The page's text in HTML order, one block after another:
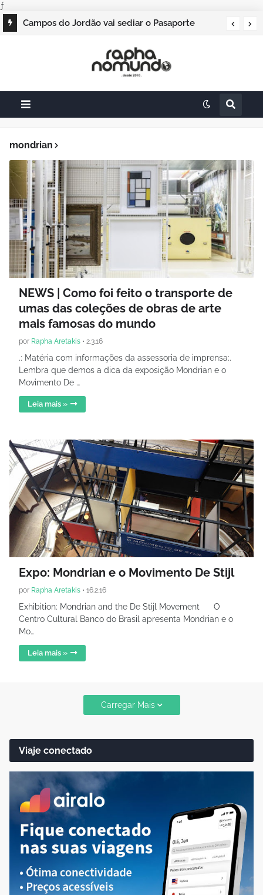
ƒ
Campos do Jordão vai sediar o Pasaporte
mondrian
NEWS | Como foi feito o transporte de
umas das coleções de obras de arte
mais famosas do mundo
por Rapha Aretakis • 2.3.16
.: Matéria com informações da assessoria de imprensa:.
Lembra que demos a dica da exposição Mondrian e o
Movimento De …
Leia mais »
Expo: Mondrian e o Movimento De Stijl
por Rapha Aretakis • 16.2.16
Exhibition: Mondrian and the De Stijl Movement O
Centro Cultural Banco do Brasil apresenta Mondrian e o
Mo…
Leia mais »
Carregar Mais
Viaje conectado